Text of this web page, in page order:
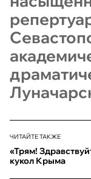
ЧИТАЙТЕ ТАКЖЕ
«Трям!
кукол Крыма